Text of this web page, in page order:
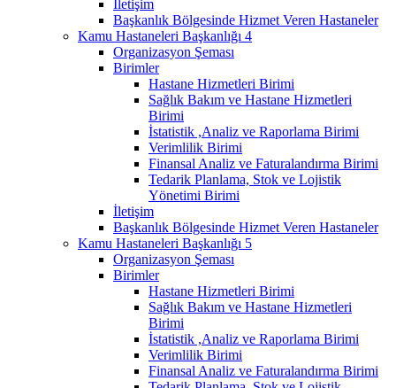
İletişim
Başkanlık Bölgesinde Hizmet Veren Hastaneler
Kamu Hastaneleri Başkanlığı 4
Organizasyon Şeması
Birimler
Hastane Hizmetleri Birimi
Sağlık Bakım ve Hastane Hizmetleri
Birimi
İstatistik ,Analiz ve Raporlama Birimi
Verimlilik Birimi
Finansal Analiz ve Faturalandırma Birimi
Tedarik Planlama, Stok ve Lojistik
Yönetimi Birimi
İletişim
Başkanlık Bölgesinde Hizmet Veren Hastaneler
Kamu Hastaneleri Başkanlığı 5
Organizasyon Şeması
Birimler
Hastane Hizmetleri Birimi
Sağlık Bakım ve Hastane Hizmetleri
Birimi
İstatistik ,Analiz ve Raporlama Birimi
Verimlilik Birimi
Finansal Analiz ve Faturalandırma Birimi